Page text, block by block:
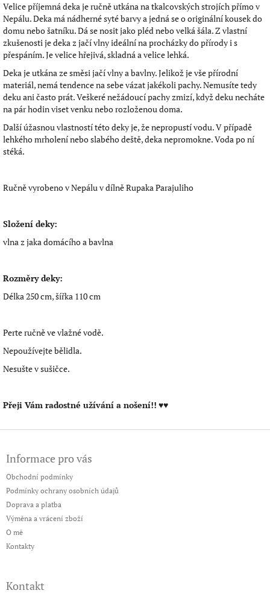
Velice příjemná deka je ručně utkána na tkalcovských strojích přímo v
Nepálu. Deka má nádherné syté barvy a jedná se o originální kousek do
domu nebo šatníku. Dá se nosit jako pléd nebo velká šála. Z vlastní
zkušenosti je deka z jačí vlny ideální na procházky do přírody i s
přespáním. Je velice hřejivá, skladná a velice lehká.
Deka je utkána ze směsi jačí vlny a bavlny. Jelikož je vše přírodní
materiál, nemá tendence na sebe vázat jakékoli pachy. Nemusíte tedy
deku ani často prát. Veškeré nežádoucí pachy zmizí, když deku necháte
na pár hodin viset venku nebo rozloženou doma.
Další úžasnou vlastností této deky je, že nepropustí vodu. V případě
lehkého mrholení nebo slabého deště, deka nepromokne. Voda po ní
stéká.
Ručně vyrobeno v Nepálu v dílně Rupaka Parajuliho
Složení deky:
vlna z jaka domácího a bavlna
Rozměry deky:
Délka 250 cm, šířka 110 cm
Perte ručně ve vlažné vodě.
Nepoužívejte bělidla.
Nesušte v sušičce.
Přeji Vám radostné užívání a nošení!! ♥♥
Informace pro vás
Obchodní podmínky
Podmínky ochrany osobních údajů
Doprava a platba
Výměna a vrácení zboží
O mě
Kontakty
Kontakt